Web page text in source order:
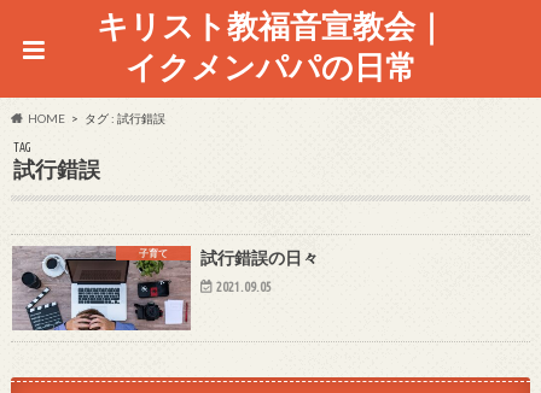
キリスト教福音宣教会｜
イクメンパパの日常
HOME タグ : 試行錯誤
TAG
試行錯誤
子育て 試行錯誤の日々
2021.09.05